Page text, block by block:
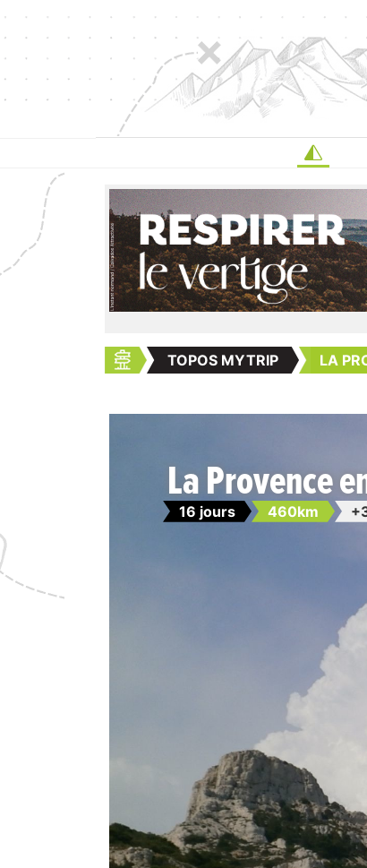
TOPOS MYTRIP LA
La Provence
16 jours 460km